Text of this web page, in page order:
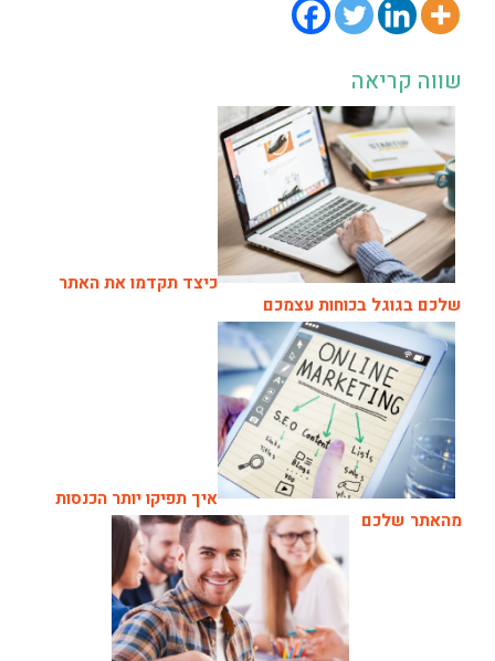
שווה קריאה
כיצד תקדמו את האתר
שלכם בגוגל בכוחות עצמכם
איך תפיקו יותר הכנסות
מהאתר שלכם